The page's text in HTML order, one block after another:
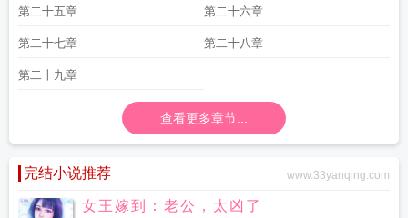
第二十五章 第二十六章
第二十七章 第二十八章
第二十九章
查看更多章节...
完结小说推荐 www.33yanqing.com
女王嫁到：老公，太凶了